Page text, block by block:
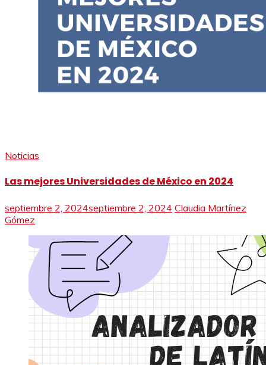
Noticias
Las mejores Universidades de México en 2024
septiembre 2, 2024septiembre 2, 2024 Claudia Martínez
Gómez